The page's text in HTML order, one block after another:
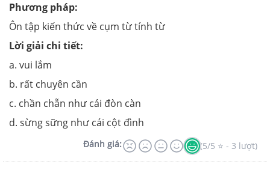
Phương pháp:
Ôn tập kiến thức về cụm từ tính từ
Lời giải chi tiết:
a. vui lắm
b. rất chuyên cần
c. chần chẫn như cái đòn càn
d. sừng sững như cái cột đình
Đánh giá: (5/5 ⭐ - 3 lượt)